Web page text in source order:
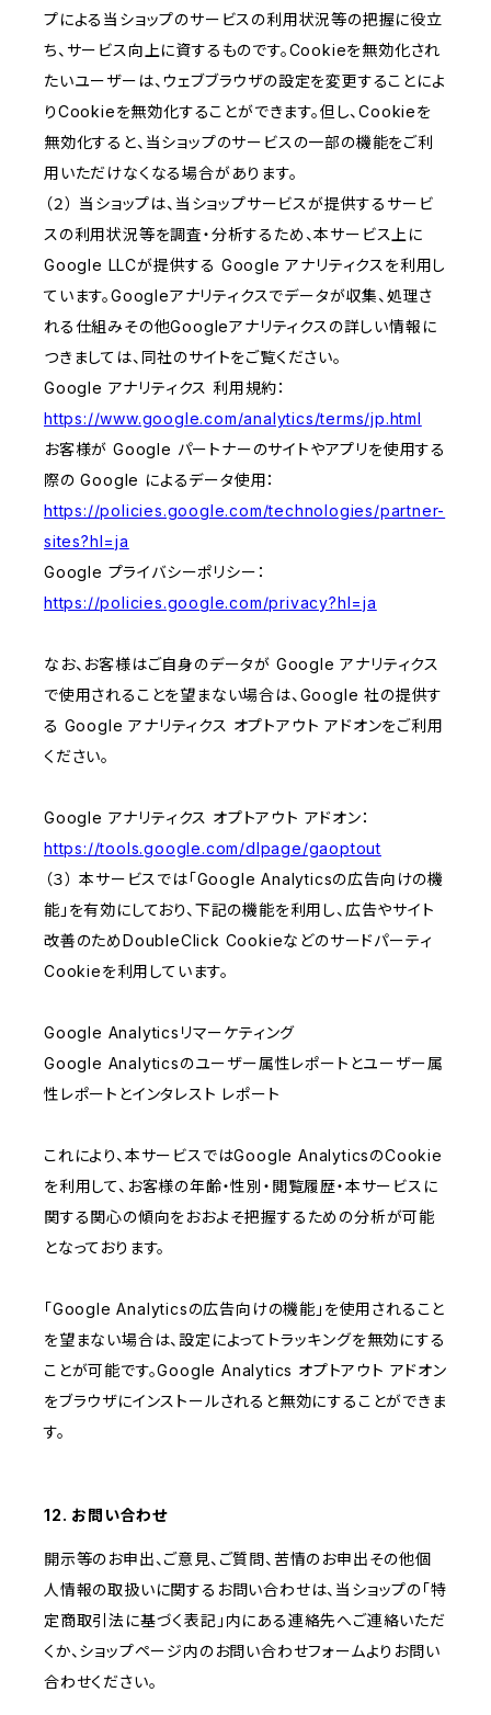
プによる当ショップのサービスの利用状況等の把握に役立
ち、サービス向上に資するものです。Cookieを無効化され
たいユーザーは、ウェブブラウザの設定を変更することによ
りCookieを無効化することができます。但し、Cookieを
無効化すると、当ショップのサービスの一部の機能をご利
用いただけなくなる場合があります。
（２） 当ショップは、当ショップサービスが提供するサービ
スの利用状況等を調査・分析するため、本サービス上に
Google LLCが提供する Google アナリティクスを利用し
ています。Googleアナリティクスでデータが収集、処理さ
れる仕組みその他Googleアナリティクスの詳しい情報に
つきましては、同社のサイトをご覧ください。
Google アナリティクス 利用規約：
https://www.google.com/analytics/terms/jp.html
お客様が Google パートナーのサイトやアプリを使用する
際の Google によるデータ使用：
https://policies.google.com/technologies/partner-
sites?hl=ja
Google プライバシーポリシー：
https://policies.google.com/privacy?hl=ja
なお、お客様はご自身のデータが Google アナリティクス
で使用されることを望まない場合は、Google 社の提供す
る Google アナリティクス オプトアウト アドオンをご利用
ください。
Google アナリティクス オプトアウト アドオン：
https://tools.google.com/dlpage/gaoptout
（３） 本サービスでは「Google Analyticsの広告向けの機
能」を有効にしており、下記の機能を利用し、広告やサイト
改善のためDoubleClick Cookieなどのサードパーティ
Cookieを利用しています。
Google Analyticsリマーケティング
Google Analyticsのユーザー属性レポートとユーザー属
性レポートとインタレスト レポート
これにより、本サービスではGoogle AnalyticsのCookie
を利用して、お客様の年齢・性別・閲覧履歴・本サービスに
関する関心の傾向をおおよそ把握するための分析が可能
となっております。
「Google Analyticsの広告向けの機能」を使用されること
を望まない場合は、設定によってトラッキングを無効にする
ことが可能です。Google Analytics オプトアウト アドオン
をブラウザにインストールされると無効にすることができま
す。
12. お問い合わせ
開示等のお申出、ご意見、ご質問、苦情のお申出その他個
人情報の取扱いに関するお問い合わせは、当ショップの「特
定商取引法に基づく表記」内にある連絡先へご連絡いただ
くか、ショップページ内のお問い合わせフォームよりお問い
合わせください。